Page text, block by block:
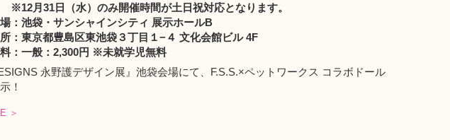
月31日（水）のみ開催時間が土日祝対応となります。
：池袋・サンシャインシティ 展示ホールB
：東京都豊島区東池袋３丁目１−４ 文化会館ビル 4F
料：一般：2,300円 ※未就学児無料
永野護デザイン展』池袋会場にて、F.S.S.×ペットワークス コラボドール
！
＞